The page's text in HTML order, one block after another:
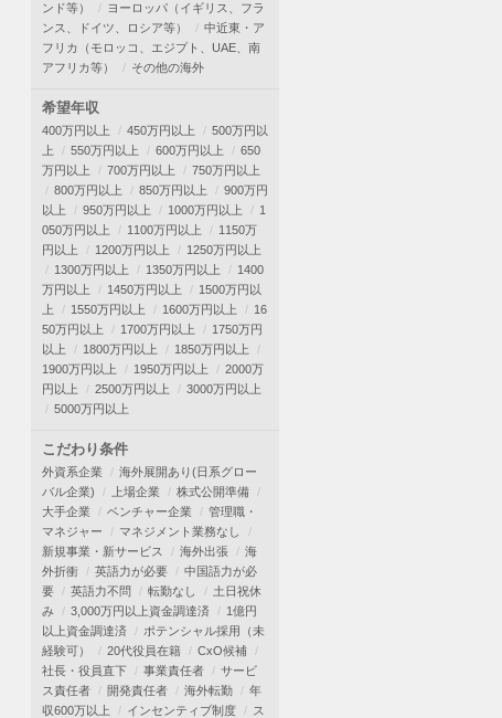
ンド等）
ヨーロッパ（イギリス、フラ
ンス、ドイツ、ロシア等）
中近東・ア
フリカ（モロッコ、エジプト、UAE、南
アフリカ等）
その他の海外
希望年収
400万円以上 450万円以上
500万円以
上
550万円以上 600万円以上
650
万円以上
700万円以上
750万円以上
800万円以上
850万円以上
900万円
以上
950万円以上 1000万円以上
1
050万円以上
1100万円以上
1150万
円以上
1200万円以上
1250万円以上
1300万円以上
1350万円以上
1400
万円以上
1450万円以上
1500万円以
上
1550万円以上 1600万円以上
16
50万円以上
1700万円以上
1750万円
以上
1800万円以上
1850万円以上
1900万円以上
1950万円以上
2000万
円以上
2500万円以上
3000万円以上
5000万円以上
こだわり条件
外資系企業
海外展開あり(日系グロー
バル企業)
上場企業
株式公開準備
大手企業
ベンチャー企業
管理職・
マネジャー
マネジメント業務なし
新規事業・新サービス
海外出張
海
外折衝
英語力が必要
中国語力が必
要
英語力不問 転勤なし
土日祝休
み
3,000万円以上資金調達済
1億円
以上資金調達済
ポテンシャル採用（未
経験可）
20代役員在籍
CxO候補
社長・役員直下
事業責任者
サービ
ス責任者
開発責任者 海外転勤
年
収600万以上
インセンティブ制度
ス